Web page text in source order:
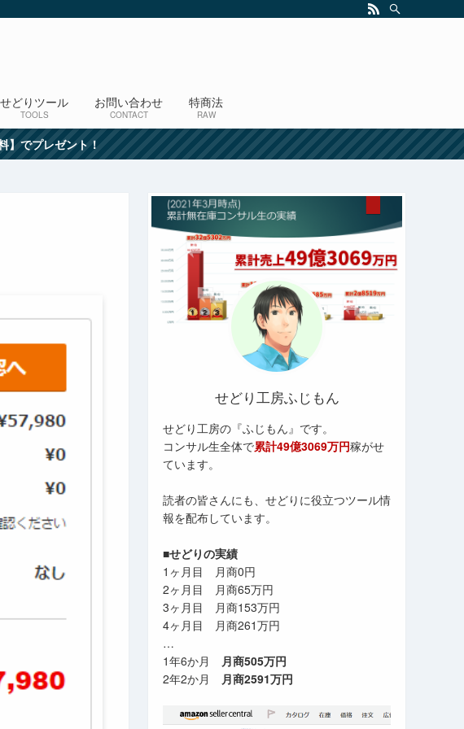
せどりツール
TOOLS
お問い合わせ
CONTACT
特商法
RAW
】でプレゼント！
せどり工房ふじもん
せどり工房の『ふじもん』です。
コンサル生全体で累計49億3069万円稼がせ
ています。
読者の皆さんにも、せどりに役立つツール情
報を配布しています。
■せどりの実績
1ヶ月目 月商0円
2ヶ月目 月商65万円
3ヶ月目 月商153万円
4ヶ月目 月商261万円
…
1年6か月 月商505万円
2年2か月 月商2591万円